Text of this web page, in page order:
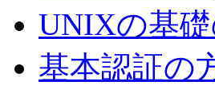
UNIXの基
基本認証の